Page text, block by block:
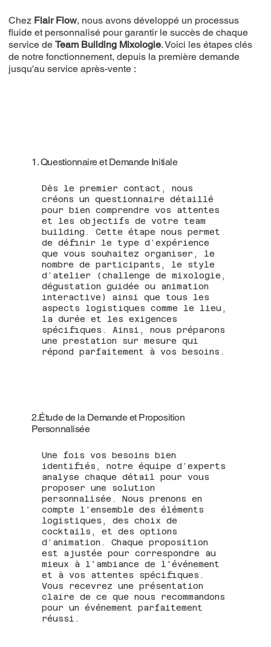
Chez Flair Flow, nous avons développé un processus
fluide et personnalisé pour garantir le succès de chaque
service deTeam Building Mixologie. Voici les étapes clés
de notre fonctionnement, depuis la première demande
jusqu'au service après-vente :
1. Questionnaire et Demande Initiale
Dès le premier contact, nous
créons un questionnaire détaillé
pour bien comprendre vos attentes
et les objectifs de votre team
building. Cette étape nous permet
de définir le type d’expérience
que vous souhaitez organiser, le
nombre de participants, le style
d’atelier (challenge de mixologie,
dégustation guidée ou animation
interactive) ainsi que tous les
aspects logistiques comme le lieu,
la durée et les exigences
spécifiques. Ainsi, nous préparons
une prestation sur mesure qui
répond parfaitement à vos besoins.
2.Étude de la Demande et Proposition
Personnalisée
Une fois vos besoins bien
identifiés, notre équipe d’experts
analyse chaque détail pour vous
proposer une solution
personnalisée. Nous prenons en
compte l'ensemble des éléments
logistiques, des choix de
cocktails, et des options
d’animation. Chaque proposition
est ajustée pour correspondre au
mieux à l'ambiance de l'événement
et à vos attentes spécifiques.
Vous recevrez une présentation
claire de ce que nous recommandons
pour un événement parfaitement
réussi.